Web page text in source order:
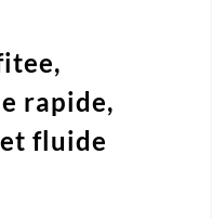
rapide,
fluide